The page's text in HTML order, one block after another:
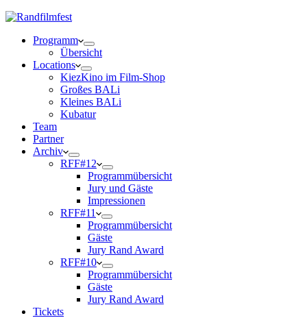
Programm
Übersicht
Locations
KiezKino im Film-Shop
Großes BALi
Kleines BALi
Kubatur
Team
Partner
Archiv
RFF#12
Programmübersicht
Jury und Gäste
Impressionen
RFF#11
Programmübersicht
Gäste
Jury Rand Award
RFF#10
Programmübersicht
Gäste
Jury Rand Award
Tickets